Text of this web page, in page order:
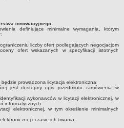
innowacyjnego
definiujące minimalne wymagania, którym
liczby ofert podlegających negocjacjom
ofert wskazanych w specyfikacji istotnych
prowadzona licytacja elektroniczna:
jest dostępny opis przedmiotu zamówienia w
wykonawców w licytacji elektronicznej, w
informatycznych:
elektronicznej, w tym określenie minimalnych
i czasie ich trwania: